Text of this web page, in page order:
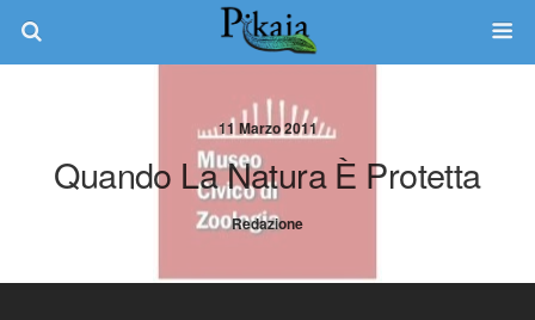
11 Marzo 2011
Quando La Natura È Protetta
Redazione